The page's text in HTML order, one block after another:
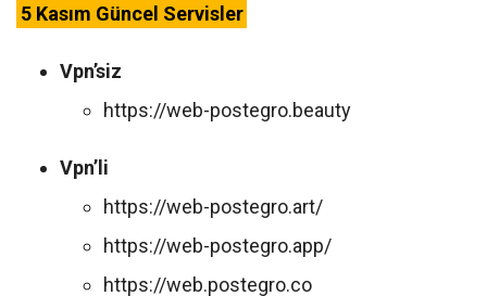
5 Kasım Güncel Servisler
Vpn’siz
https://web-postegro.beauty
Vpn’li
https://web-postegro.art/
https://web-postegro.app/
https://web.postegro.co